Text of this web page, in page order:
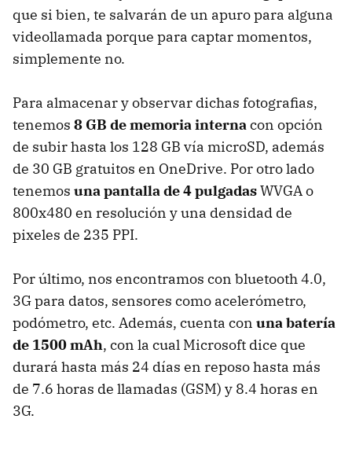
que si bien, te salvarán de un apuro para alguna
videollamada porque para captar momentos,
simplemente no.
Para almacenar y observar dichas fotografias,
tenemos 8 GB de memoria internacon opción
de subir hasta los 128 GB vía microSD, además
de 30 GB gratuitos en OneDrive. Por otro lado
tenemos una pantalla de 4 pulgadasWVGA o
800x480 en resolución y una densidad de
pixeles de 235 PPI.
Por último, nos encontramos con bluetooth 4.0,
3G para datos, sensores como acelerómetro,
podómetro, etc. Además, cuenta con una batería
de 1500 mAh, con la cual Microsoft dice que
durará hasta más 24 días en reposo hasta más
de 7.6 horas de llamadas (GSM) y 8.4 horas en
3G.